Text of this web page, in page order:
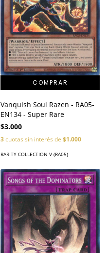
Vanquish Soul Razen - RA05-
EN134 - Super Rare
$3.000
3cuotas sin interés de $1.000
RARITY COLLECTION V (RA05)